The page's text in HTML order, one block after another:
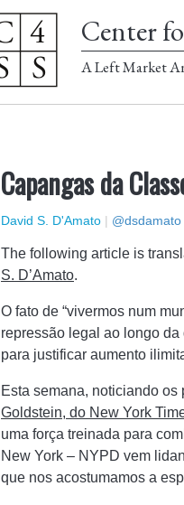
Center
A Left Market
Capangas da
David S. D'Amato | @dsdamato
The following article is
S. D’Amato.
O fato de “vivermos num
repressão legal ao longo
para justificar aumento
Esta semana, noticiando os
Goldstein, do New York
uma força treinada para
New York – NYPD vem
que nos acostumamos a